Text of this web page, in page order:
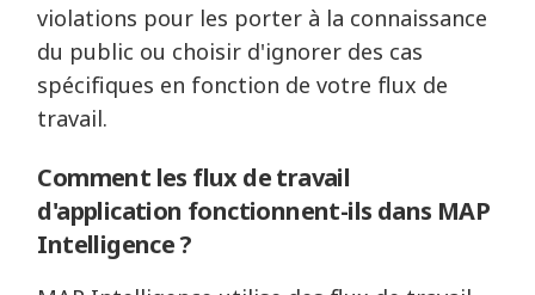
violations pour les porter à la connaissance
du public ou choisir d'ignorer des cas
spécifiques en fonction de votre flux de
travail.
Comment les flux de travail
d'application fonctionnent-ils dans MAP
Intelligence ?